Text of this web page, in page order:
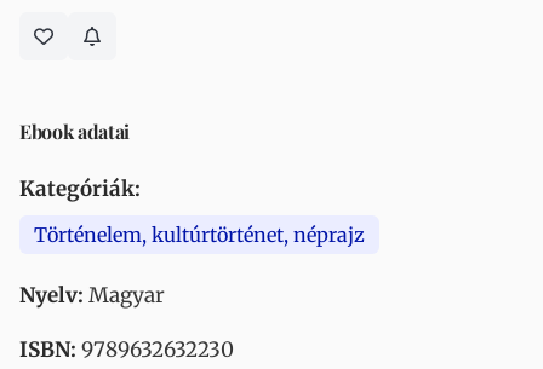
Ebook adatai
Kategóriák:
Történelem, kultúrtörténet, néprajz
Nyelv: Magyar
ISBN: 9789632632230